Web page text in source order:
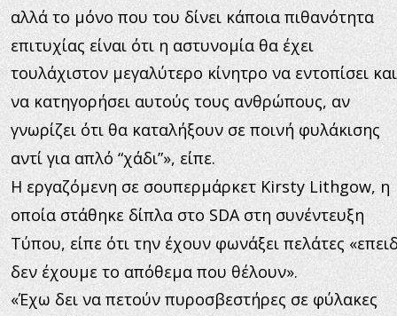
αλλά το μόνο που του δίνει κάποια πιθανότητα
επιτυχίας είναι ότι η αστυνομία θα έχει
τουλάχιστον μεγαλύτερο κίνητρο να εντοπίσει
να κατηγορήσει αυτούς τους ανθρώπους, αν
γνωρίζει ότι θα καταλήξουν σε ποινή φυλάκισης
αντί για απλό “χάδι”», είπε.
Η εργαζόμενη σε σουπερμάρκετ Kirsty Lithgow, η
οποία στάθηκε δίπλα στο SDA στη συνέντευξη
Τύπου, είπε ότι την έχουν φωνάξει πελάτες
δεν έχουμε το απόθεμα που θέλουν».
«Έχω δει να πετούν πυροσβεστήρες σε φύλακες